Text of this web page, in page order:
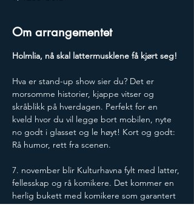
Om arrangementet
Holmlia, nå skal lattermusklene få kjørt seg!
Hva er stand-up show sier du? Det er
morsomme historier, kjappe vitser og
skråblikk på hverdagen. Perfekt for en
kveld hvor du vil legge bort mobilen, nyte
no godt i glasset og le høyt! Kort og godt:
Rå humor, rett fra scenen.
7. november blir Kulturhavna fylt med latter,
fellesskap og rå komikere. Det kommer en
herlig bukett med komikere som garantert